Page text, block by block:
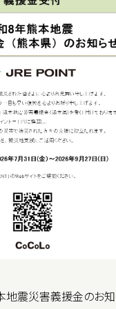
地震災害義援金のお知